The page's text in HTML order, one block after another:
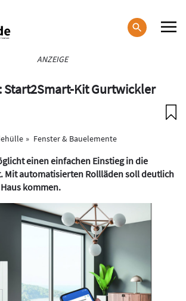
ANZEIGE
Start2Smart-Kit Gurtwickler
Fenster & Bauelemente
einen einfachen Einstieg in die
Mit automatisierten Rollläden soll deutlich
kommen.